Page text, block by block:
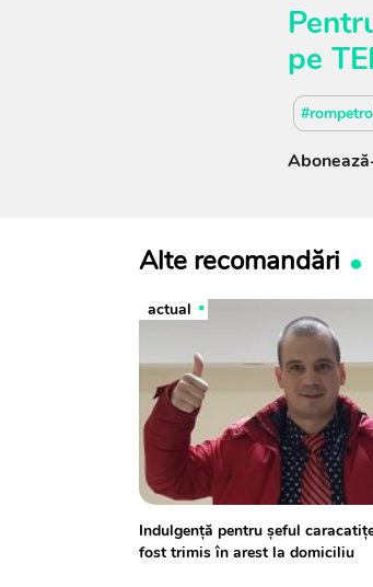
pe
Alte recomandări
actual
Indulgență pentru șeful
fost trimis în arest la domiciliu